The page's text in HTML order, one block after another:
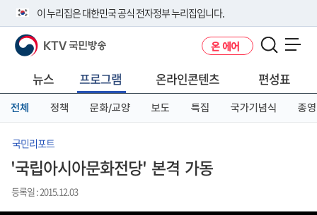
이 누리집은 대한민국 공식 전자정부 누리집입니다.
공식 누리집 주소 확인하기
니다.
이밖에 or.kr 또는 .kr등 다른 도메인 주소를 사용하고 있다면 아래 URL에
서 도메인 주소를 확인해 보세요
KTV 국민방송 온 에어
뉴스 프로그램 온라인콘텐츠 편성표
전체 정책 문화/교양 보도 특집 국가기념식 종영
국민리포트
'국립아시아문화전당' 본격 가동
등록일 : 2015.12.03